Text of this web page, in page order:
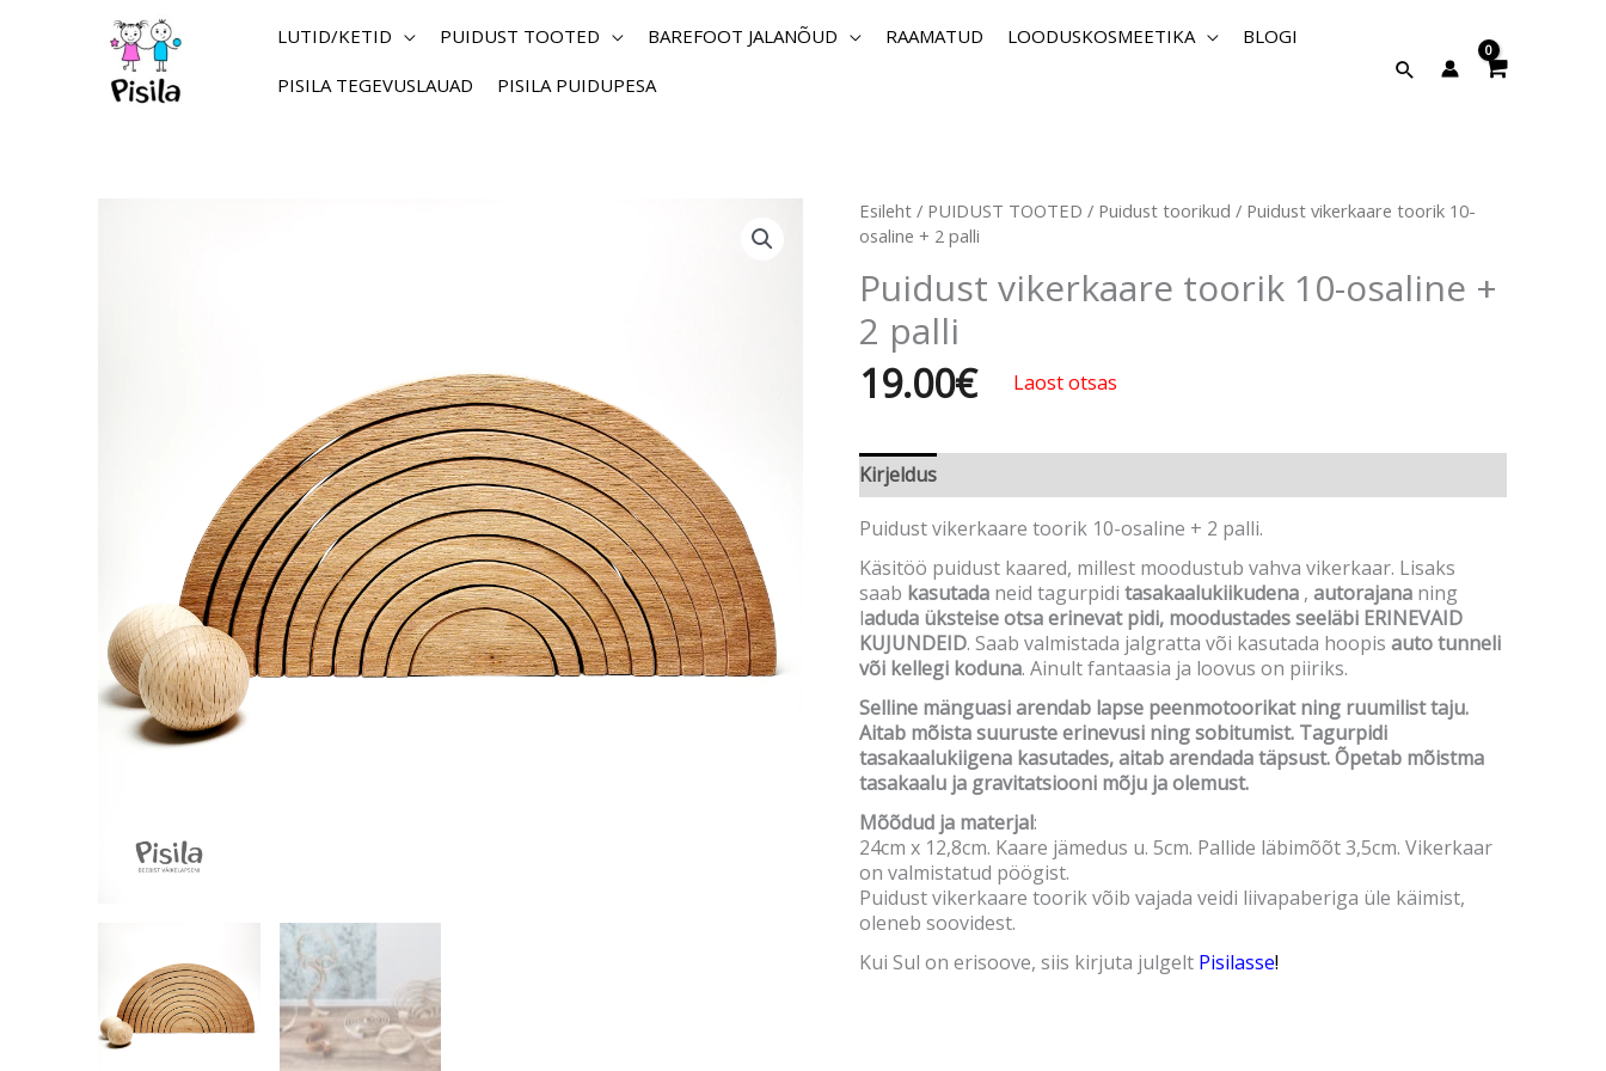
LUTID/KETID PUIDUST TOOTED BAREFOOT JALANÕUD RAAMATUD LOODUSKOSMEETIKA BLOGI
PISILA TEGEVUSLAUAD PISILA PUIDUPESA Search
Esileht / PUIDUST TOOTED / Puidust toorikud / Puidust vikerkaare toorik 10-
osaline + 2 palli
Puidust vikerkaare toorik 10-osaline +
2 palli
19.00€ Laost otsas
Kirjeldus
Puidust vikerkaare toorik 10-osaline + 2 palli.
Käsitöö puidust kaared, millest moodustub vahva vikerkaar. Lisaks
saab kasutada neid tagurpiditasakaalukiikudena ,autorajana ning
laduda üksteise otsa erinevat pidi, moodustades seeläbi ERINEVAID
KUJUNDEID. Saab valmistada jalgratta või kasutada hoopisauto tunneli
või kellegi koduna. Ainult fantaasia ja loovus on piiriks.
Selline mänguasi arendab lapse peenmotoorikat ning ruumilist taju.
Aitab mõista suuruste erinevusi ning sobitumist. Tagurpidi
tasakaalukiigena kasutades, aitab arendada täpsust. Õpetab mõistma
tasakaalu ja gravitatsiooni mõju ja olemust.
Mõõdud ja materjal:
24cm x 12,8cm. Kaare jämedus u. 5cm. Pallide läbimõõt 3,5cm. Vikerkaar
on valmistatud pöögist.
Puidust vikerkaare toorik võib vajada veidi liivapaberiga üle käimist,
oleneb soovidest.
Kui Sul on erisoove, siis kirjuta julgelt Pisilasse!